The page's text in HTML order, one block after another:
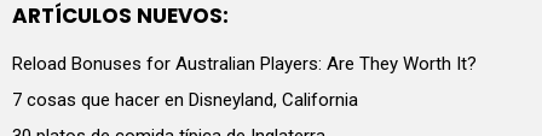
ARTÍCULOS NUEVOS:
Reload Bonuses for Australian Players: Are They Worth It?
7 cosas que hacer en Disneyland, California